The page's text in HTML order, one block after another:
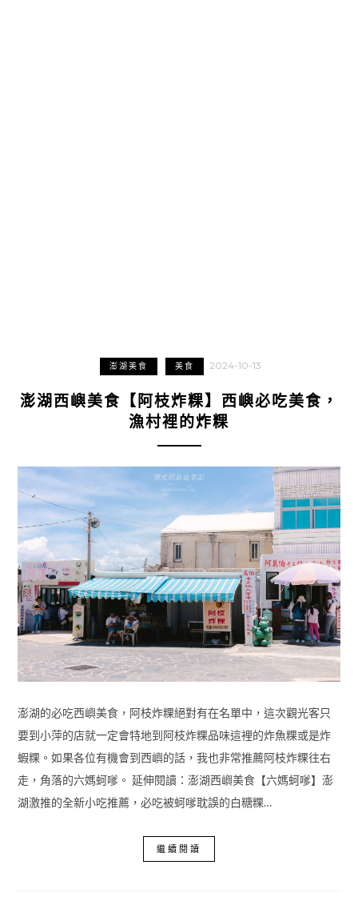
澎湖美食 美食 2024-10-13
澎湖西嶼美食【阿枝炸粿】西嶼必吃美食，
漁村裡的炸粿
澎湖的必吃西嶼美食，阿枝炸粿絕對有在名單中，這次觀光客只
要到小萍的店就一定會特地到阿枝炸粿品味這裡的炸魚粿或是炸
蝦粿。如果各位有機會到西嶼的話，我也非常推薦阿枝炸粿往右
走，角落的六媽蚵嗲。 延伸閱讀：澎湖西嶼美食【六媽蚵嗲】澎
湖激推的全新小吃推薦，必吃被蚵嗲耽誤的白糖粿…
繼續閱讀